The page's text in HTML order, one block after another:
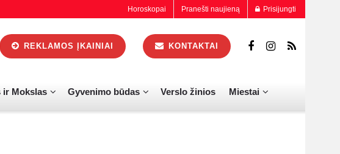
Horoskopai Pranešti naujieną Prisijungti
REKLAMOS ĮKAINIAI KONTAKTAI
ir Mokslas Gyvenimo būdas Verslo žinios Miestai